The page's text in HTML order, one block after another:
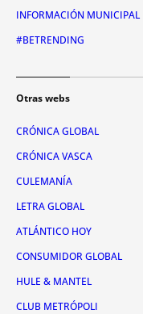
INFORMACIÓN MUNICIPAL
#BETRENDING
Otras webs
CRÓNICA GLOBAL
CRÓNICA VASCA
CULEMANÍA
LETRA GLOBAL
ATLÁNTICO HOY
CONSUMIDOR GLOBAL
HULE & MANTEL
CLUB METRÓPOLI